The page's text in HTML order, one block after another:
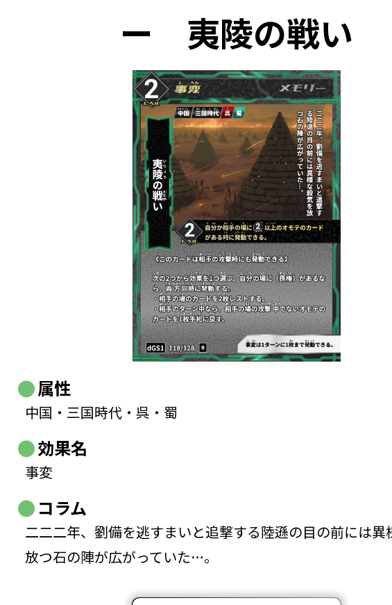
ー 夷陵の戦い
属性
中国・三国時代・呉・蜀
効果名
事変
コラム
二二二年、劉備を逃すまいと追撃する陸遜の目の前には異
放つ石の陣が広がっていた…。